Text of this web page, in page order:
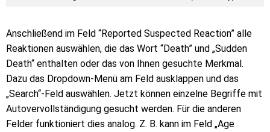
Anschließend im Feld “Reported Suspected Reaction” alle
Reaktionen auswählen, die das Wort “Death” und „Sudden
Death“ enthalten oder das von Ihnen gesuchte Merkmal.
Dazu das Dropdown-Menü am Feld ausklappen und das
„Search“-Feld auswählen. Jetzt können einzelne Begriffe mit
Autovervollständigung gesucht werden. Für die anderen
Felder funktioniert dies analog. Z. B. kann im Feld „Age